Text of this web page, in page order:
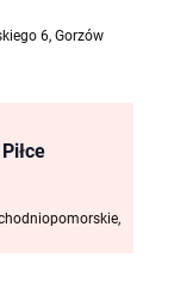
6, Gorzów